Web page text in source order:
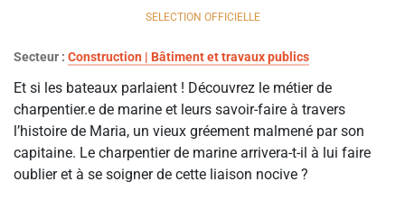
SELECTION OFFICIELLE
Secteur : Construction | Bâtiment et travaux publics
Et si les bateaux parlaient ! Découvrez le métier de
charpentier.e de marine et leurs savoir-faire à travers
l’histoire de Maria, un vieux gréement malmené par son
capitaine. Le charpentier de marine arrivera-t-il à lui faire
oublier et à se soigner de cette liaison nocive ?